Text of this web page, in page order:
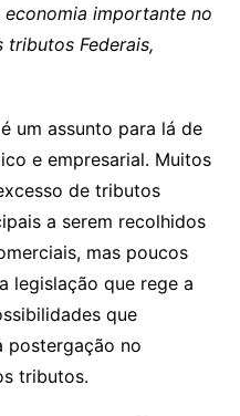
importante no
Federais,
um assunto para lá de
e empresarial. Muitos
de tributos
a serem recolhidos
mas poucos
legislação que rege a
que
postergação no
tributos.